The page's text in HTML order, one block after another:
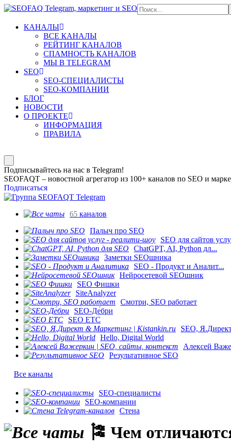
КАНАЛЫ
ВСЕ КАНАЛЫ
РЕЙТИНГ КАНАЛОВ
СПАМНОСТЬ КАНАЛОВ
МЫ В TELEGRAM
SEO
SEO-СПЕЦИАЛИСТЫ
SEO-КОМПАНИИ
БЛОГ
НОВОСТИ
О ПРОЕКТЕ
ИНФОРМАЦИЯ
ПРАВИЛА
Подписывайтесь на нас в Telegram!
SEOFAQT – новостной агрегатор из 100+ каналов по SEO и
Подписаться
65 каналов
Палыч про SEO
SEO для сайтов
ChatGPT, AI, Python дл...
Заметки SEOшника
SEO - Продукт и Аналит...
Нейросетевой SEOшник
SEO Фишки
SiteAnalyzer
Смотри, SEO работает
SEO-Де́бри
SEO ETC
SEO,
Hello, Digital World
Алексей
Результативное SEO
Все каналы
SEO-специалисты
SEO-компании
Стена
​🎏 Чем